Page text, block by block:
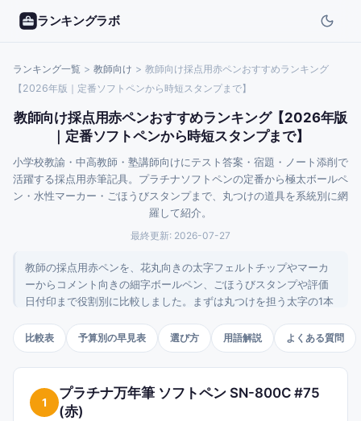
ランキングラボ
ランキング一覧 > 教師向け > 教師向け採点用赤ペンおすすめランキング
【2026年版｜定番ソフトペンから時短スタンプまで】
教師向け採点用赤ペンおすすめランキング【2026年版
｜定番ソフトペンから時短スタンプまで】
小学校教諭・中高教師・塾講師向けにテスト答案・宿題・ノート添削で
活躍する採点用赤筆記具。プラチナソフトペンの定番から極太ボールペ
ン・水性マーカー・ごほうびスタンプまで、丸つけの道具を系統別に網
羅して紹介。
最終更新: 2026-07-27
教師の採点用赤ペンを、花丸向きの太字フェルトチップやマーカ
ーからコメント向きの細字ボールペン、ごほうびスタンプや評価
日付印まで役割別に比較しました。まずは丸つけを担う太字の1本
選び方です。「先生の赤ペンはなぜピンクに見えるのか」「どこ
で売っているのか」といったよくある疑問も下のQ&Aでまとめて
います。
比較表 予算別の早見表 選び方 用語解説 よくある質問
1
プラチナ万年筆 ソフトペン SN-800C #75
(赤)